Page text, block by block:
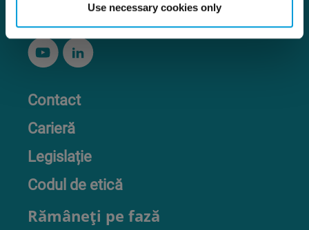
Use necessary cookies only
Contact
Carieră
Legislație
Codul de etică
Rămâneți pe fază